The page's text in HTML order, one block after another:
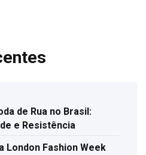
de Rua no Brasil:
e Resistência
London Fashion Week